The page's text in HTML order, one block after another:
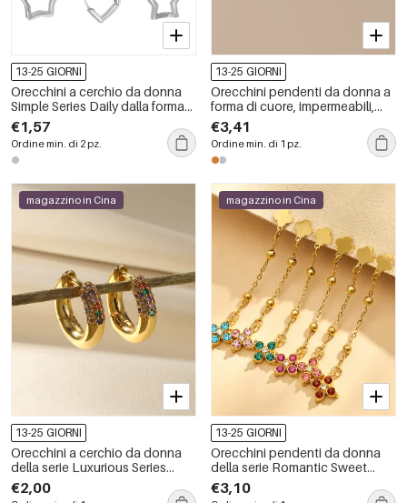
13-25 GIORNI
Orecchini a cerchio da donna
Simple Series Daily dalla forma
irregolare, in acciaio
inossidabile e impermeabili.
€1,57
Ordine min. di 2 pz.
13-25 GIORNI
Orecchini pendenti da donna a
forma di cuore, impermeabili,
color oro, con zirconi.
€3,41
Ordine min. di 1 pz.
magazzino in Cina
13-25 GIORNI
Orecchini a cerchio da donna
della serie Luxurious Series
Simple Circle Lines in rame color
oro con zirconi
€2,00
magazzino in Cina
13-25 GIORNI
Orecchini pendenti da donna
della serie Romantic Sweet
Flower in acciaio inossidabile,
impermeabili, color oro, con
€3,10